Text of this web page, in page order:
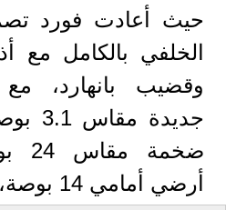
حيث أعادت فورد
الخلفي بالكامل مع
وقضيب بانهارد،
أرضي أمامي 14 بوصة، وخلفي 15 بوصة.